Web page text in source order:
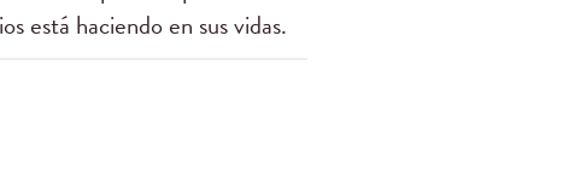
está haciendo en sus vidas.